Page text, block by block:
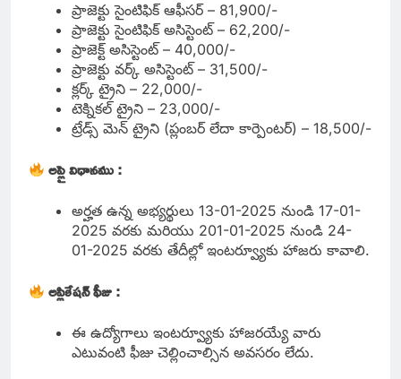
ప్రాజెక్టు సైంటిఫిక్ ఆఫీసర్ – 81,900/-
ప్రాజెక్టు సైంటిఫిక్ అసిస్టెంట్ – 62,200/-
ప్రాజెక్ట్ అసిస్టెంట్ – 40,000/-
ప్రాజెక్టు వర్క్ అసిస్టెంట్ – 31,500/-
క్లర్క్ ట్రైని – 22,000/-
టెక్నికల్ ట్రైని – 23,000/-
ట్రేడ్స్ మెన్ ట్రైని (ప్లంబర్ లేదా కార్పెంటర్) – 18,500/-
అప్లై విధానము :
అర్హత ఉన్న అభ్యర్థులు 13-01-2025 నుండి 17-01-
2025 వరకు మరియు 201-01-2025 నుండి 24-
01-2025 వరకు తేదీల్లో ఇంటర్వ్యూకు హాజరు కావాలి.
అప్లికేషన్ ఫీజు :
ఈ ఉద్యోగాలు ఇంటర్వ్యూకు హాజరయ్యే వారు
ఎటువంటి ఫీజు చెల్లించాల్సిన అవసరం లేదు.